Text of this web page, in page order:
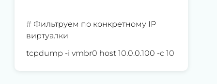
# Фильтруем по конкретному IP
виртуалки
tcpdump -i vmbr0 host 10.0.0.100 -c 10